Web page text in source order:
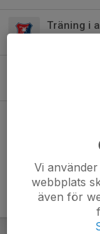
Träning i
Vi
webbplats
även för